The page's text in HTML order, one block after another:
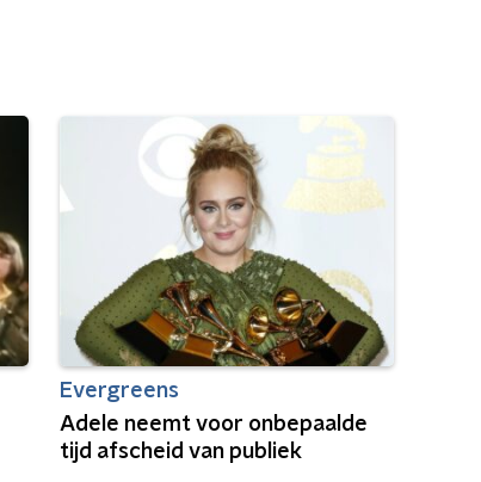
Evergreens
Adele neemt voor onbepaalde
tijd afscheid van publiek